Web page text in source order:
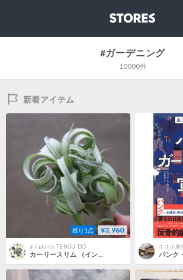
#ガーデニング
10000件
新着アイテム
残り1点 ¥3,960
air-plants TENGU-DO
カーリースリム （インターメディア×ストレプトフィラ）152号
ホホホ座